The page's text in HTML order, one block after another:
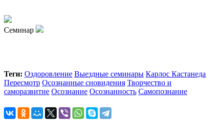
Семинар
Теги: Оздоровление Выездные семинары Карлос Кастанеда
Пересмотр Осознанные сновидения Творчество и
саморазвитие Осознание Осознанность Самопознание